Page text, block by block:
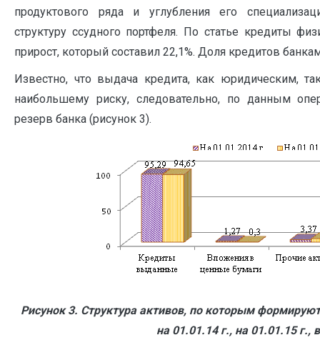
продуктового ряда и углубления его
структуру ссудного портфеля. По статье кредиты
прирост, который составил 22,1%. Доля кредитов
Известно, что выдача кредита, как юридическим,
наибольшему риску, следовательно, по данным
резерв банка (рисунок 3).
Рисунок 3. Структура активов, по которым
на 01.01.14 г., на 01.01.15 г.,